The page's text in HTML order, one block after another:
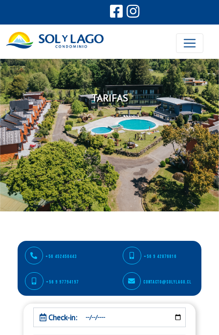
TARIFAS
+56 452450443
+56 9 97794197
+56 9 42876816
contacto@solylago.cl
Check-in: